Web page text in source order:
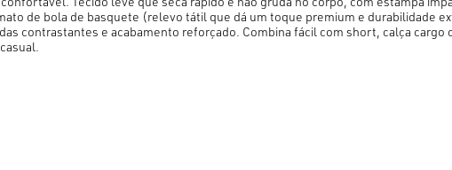
de bola de basquete (relevo tátil que dá um toque premium e durabilidade
contrastantes e acabamento reforçado. Combina fácil com short, calça cargo